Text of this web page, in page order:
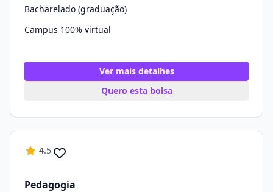
Bacharelado (graduação)
Campus 100% virtual
Ver mais detalhes
Quero esta bolsa
4.5
Pedagogia